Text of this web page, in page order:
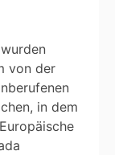
von der
in dem